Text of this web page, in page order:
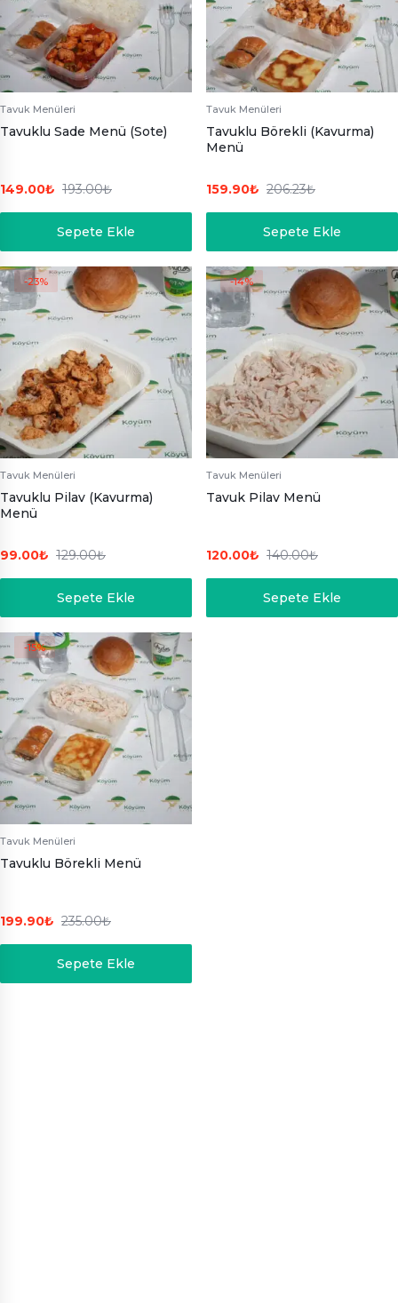
Tavuk Menüleri
Tavuklu Sade Menü (Sote)
149.00₺ 193.00₺
Sepete Ekle
Tavuk Menüleri
Tavuklu Börekli (Kavurma)
Menü
159.90₺ 206.23₺
Sepete Ekle
-23%
Tavuk Menüleri
Tavuklu Pilav (Kavurma)
Menü
99.00₺ 129.00₺
Sepete Ekle
-14%
Tavuk Menüleri
Tavuk Pilav Menü
120.00₺ 140.00₺
Sepete Ekle
-15%
Tavuk Menüleri
Tavuklu Börekli Menü
199.90₺ 235.00₺
Sepete Ekle